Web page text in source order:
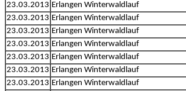
23.03.2013 Erlangen Winterwaldlauf
23.03.2013 Erlangen Winterwaldlauf
23.03.2013 Erlangen Winterwaldlauf
23.03.2013 Erlangen Winterwaldlauf
23.03.2013 Erlangen Winterwaldlauf
23.03.2013 Erlangen Winterwaldlauf
23.03.2013 Erlangen Winterwaldlauf